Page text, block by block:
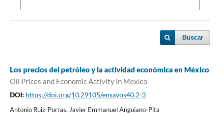
Buscar
Los precios del petróleo y la actividad económica en México
Oil Prices and Economic Activity in Mexico
DOI: https://doi.org/10.29105/ensayos40.2-3
Antonio Ruiz-Porras, Javier Emmanuel Anguiano-Pita